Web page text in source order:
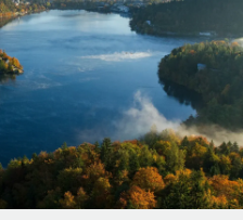
functies voor je team
solutions voor groeiende
op maat